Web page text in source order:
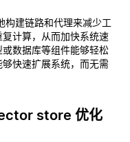
构建链路和代理来减少工
计算，从而加快系统速
数据库等组件能够轻松
快速扩展系统，而无需
store 优化